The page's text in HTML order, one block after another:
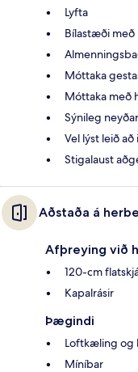
Lyfta
Bílastæði með
Móttaka
Móttaka með
Sýnileg
Vel lýst leið
Stigalaust
Aðstaða á
Afþreying við
120-cm
Kapalrásir
Þægindi
Loftkæling og
Míníbar